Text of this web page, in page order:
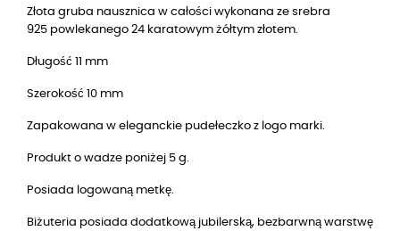
Złota gruba nausznica w całości wykonana ze srebra
925 powlekanego 24 karatowym żółtym złotem.
Długość 11 mm
Szerokość 10 mm
Zapakowana w eleganckie pudełeczko z logo marki.
Produkt o wadze poniżej 5 g.
Posiada logowaną metkę.
Biżuteria posiada dodatkową jubilerską, bezbarwną warstwę